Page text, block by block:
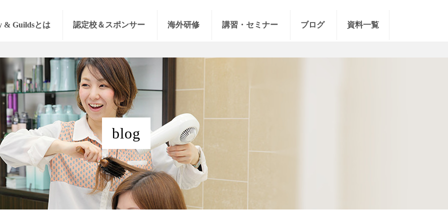
& Guildsとは 認定校＆スポンサー 海外研修 講習・セミナー ブログ 資料一覧
blog